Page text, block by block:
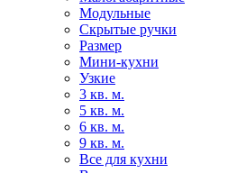
Модульные
Скрытые ручки
Размер
Мини-кухни
Узкие
3 кв. м.
5 кв. м.
6 кв. м.
9 кв. м.
Все для кухни